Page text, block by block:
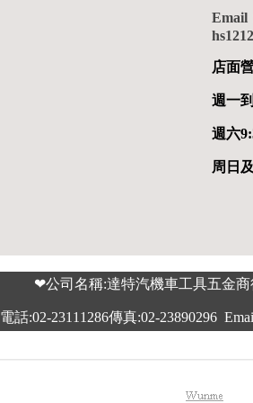
Email
店面
週一
週六
周日
❤公司名稱:達特汽機車工具五金商
電話:02-23111286傳真:02-23890296